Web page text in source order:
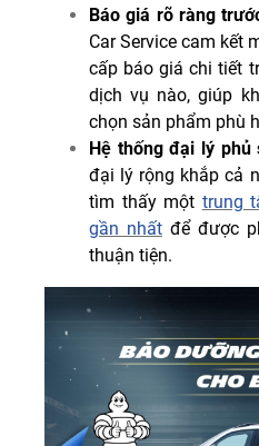
Báo giá rõ ràng
Car Service cam kết
cấp báo giá chi tiết
dịch vụ nào, giúp
chọn sản phẩm phù
Hệ thống đại lý phủ
đại lý rộng khắp cả
tìm thấy một trung
gần nhất để được
thuận tiện.